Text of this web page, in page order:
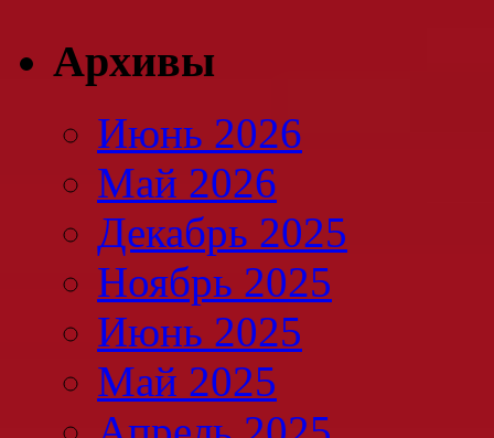
Архивы
Июнь 2026
Май 2026
Декабрь 2025
Ноябрь 2025
Июнь 2025
Май 2025